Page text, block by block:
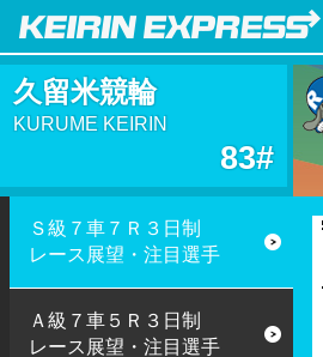
久留米競輪
KURUME KEIRIN
83#
Ｓ級７車７Ｒ３日制
レース展望・注目選手
Ａ級７車５Ｒ３日制
レース展望・注目選手